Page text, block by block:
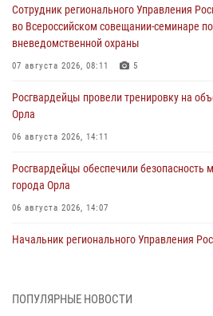
Сотрудник регионального Управления
во Всероссийском совещании-семинаре
вневедомственной охраны
07 августа 2026, 08:11 5
Росгвардейцы провели тренировку на
Орла
06 августа 2026, 14:11
Росгвардейцы обеспечили безопасность
города Орла
06 августа 2026, 14:07
Начальник регионального Управления
ПОПУЛЯРНЫЕ НОВОСТИ